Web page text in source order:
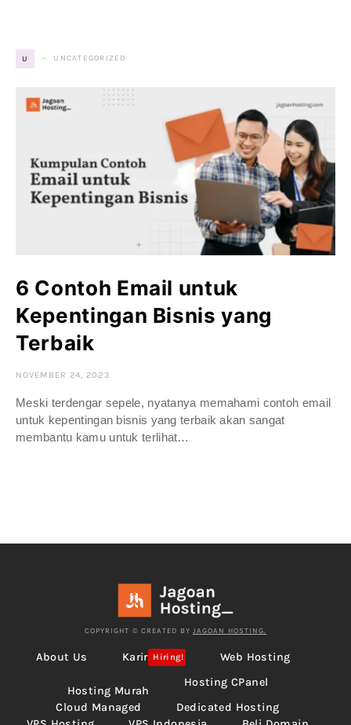
U UNCATEGORIZED
6 Contoh Email untuk
Kepentingan Bisnis yang
Terbaik
NOVEMBER 24, 2023
Meski terdengar sepele, nyatanya memahami contoh email
untuk kepentingan bisnis yang terbaik akan sangat
membantu kamu untuk terlihat…
COPYRIGHT © CREATED BY JAGOAN HOSTING.
About Us Karir Hiring! Web Hosting
Hosting Murah
Hosting CPanel
Cloud Managed
Dedicated Hosting